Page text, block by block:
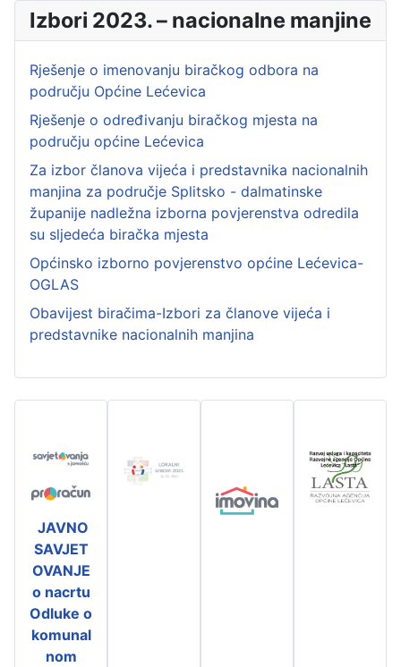
Izbori 2023. – nacionalne manjine
Rješenje o imenovanju biračkog odbora na
području Općine Lećevica
Rješenje o određivanju biračkog mjesta na
području općine Lećevica
Za izbor članova vijeća i predstavnika nacionalnih
manjina za područje Splitsko - dalmatinske
županije nadležna izborna povjerenstva odredila
su sljedeća biračka mjesta
Općinsko izborno povjerenstvo općine Lećevica-
OGLAS
Obavijest biračima-Izbori za članove vijeća i
predstavnike nacionalnih manjina
JAVNO
SAVJET
OVANJE
o nacrtu
Odluke o
komunal
nom